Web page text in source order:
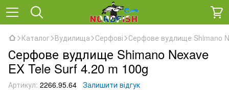
Каталог Вудилища Серфові Серфове вудлище Shimano
Серфове вудлище Shimano Nexave
EX Tele Surf 4.20 m 100g
Артикул: 2266.95.64 Залишити відгук